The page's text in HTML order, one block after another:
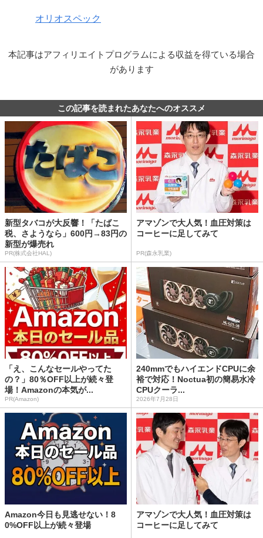
オリオスペック
本記事はアフィリエイトプログラムによる収益を得ている場合
があります
この記事を読まれたあなたへのオススメ
新型タバコが大反響！「たばこ
税、さようなら」600円→83円の
新型が爆売れ
PR(株式会社HAL)
アマゾンで大人気！血圧対策は
コーヒーに足してみて
PR(森永乳業)
「え、こんなセールやってた
の？」80％OFF以上が続々登
場！Amazonの本気が...
PR(Amazon)
240mmでもハイエンドCPUに余
裕で対応！Noctua初の簡易水冷
CPUクーラ...
2026年7月28日
Amazon今日も見逃せない！8
0%OFF以上が続々登場
アマゾンで大人気！血圧対策は
コーヒーに足してみて